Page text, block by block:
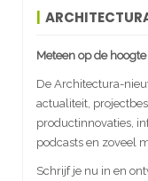
Meteen op de
De Architectura-
actualiteit,
productinnovaties,
podcasts en zoveel
Schrijf je nu in en